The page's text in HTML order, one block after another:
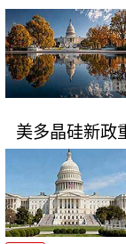
美多晶硅新政